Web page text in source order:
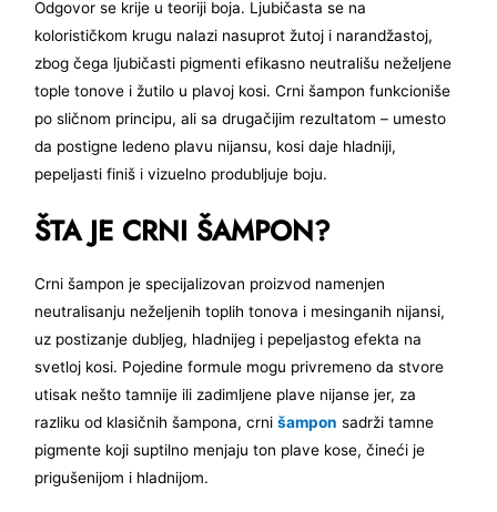
Odgovor se krije u teoriji boja. Ljubičasta se na
kolorističkom krugu nalazi nasuprot žutoj i narandžastoj,
zbog čega ljubičasti pigmenti efikasno neutrališu neželjene
tople tonove i žutilo u plavoj kosi. Crni šampon funkcioniše
po sličnom principu, ali sa drugačijim rezultatom – umesto
da postigne ledeno plavu nijansu, kosi daje hladniji,
pepeljasti finiš i vizuelno produbljuje boju.
ŠTA JE CRNI ŠAMPON?
Crni šampon je specijalizovan proizvod namenjen
neutralisanju neželjenih toplih tonova i mesinganih nijansi,
uz postizanje dubljeg, hladnijeg i pepeljastog efekta na
svetloj kosi. Pojedine formule mogu privremeno da stvore
utisak nešto tamnije ili zadimljene plave nijanse jer, za
razliku od klasičnih šampona, crnišampon sadrži tamne
pigmente koji suptilno menjaju ton plave kose, čineći je
prigušenijom i hladnijom.